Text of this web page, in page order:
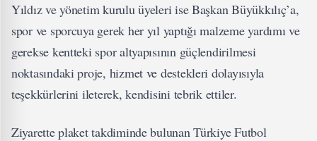
Yıldız ve yönetim kurulu üyeleri ise Başkan Büyükkılıç’a,
spor ve sporcuya gerek her yıl yaptığı malzeme yardımı ve
gerekse kentteki spor altyapısının güçlendirilmesi
noktasındaki proje, hizmet ve destekleri dolayısıyla
teşekkürlerini ileterek, kendisini tebrik ettiler.
Ziyarette plaket takdiminde bulunan Türkiye Futbol